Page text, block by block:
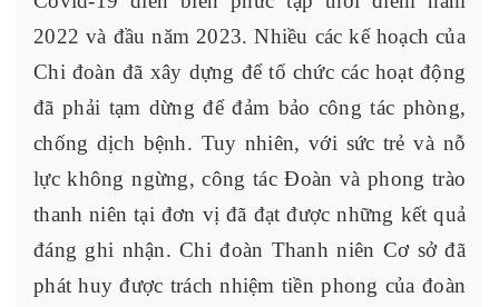
2022 và đầu năm 2023. Nhiều các kế hoạch của
Chi đoàn đã xây dựng để tổ chức các hoạt động
đã phải tạm dừng để đảm bảo công tác phòng,
chống dịch bệnh. Tuy nhiên, với sức trẻ và nỗ
lực không ngừng, công tác Đoàn và phong trào
thanh niên tại đơn vị đã đạt được những kết quả
đáng ghi nhận. Chi đoàn Thanh niên Cơ sở đã
phát huy được trách nhiệm tiền phong của đoàn